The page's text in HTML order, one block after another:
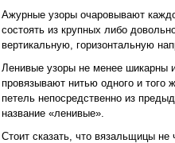
Ажурные узоры очаровывают
состоять из крупных либо
вертикальную, горизонтальную
Ленивые узоры не менее шикарны
провязывают нитью одного и того
петель непосредственно из
название «ленивые».
Стоит сказать, что вязальщицы